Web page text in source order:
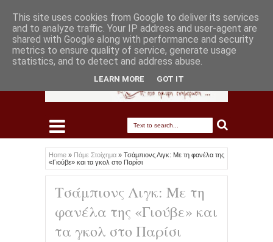
Home » Πάμε Στοίχημα » Τσάμπιονς Λιγκ: Με τη φανέλα της
«Γιούβε» και τα γκολ στο Παρίσι
Τσάμπιονς Λιγκ: Με τη
φανέλα της «Γιούβε» και
τα γκολ στο Παρίσι
This site uses cookies from Google to deliver its services
and to analyze traffic. Your IP address and user-agent are
shared with Google along with performance and security
metrics to ensure quality of service, generate usage
statistics, and to detect and address abuse.
LEARN MORE GOT IT